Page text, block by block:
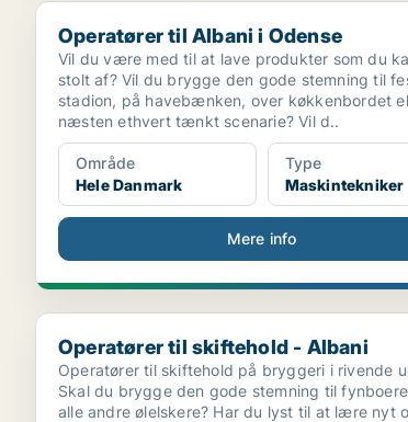
Operatører til Albani i Odense
Operatører til Albani i Odense
Vil du være med til at lave produkter som du
stolt af? Vil du brygge den gode stemning til
stadion, på havebænken, over køkkenbordet
næsten ethvert tænkt scenarie? Vil d..
Område
Hele Danmark
Type
Maskintekniker
Mere info
Operatører til skiftehold - Albani
Operatører til skiftehold - Albani
Operatører til skiftehold på bryggeri i rivende
Skal du brygge den gode stemning til
alle andre ølelskere? Har du lyst til at lære nyt